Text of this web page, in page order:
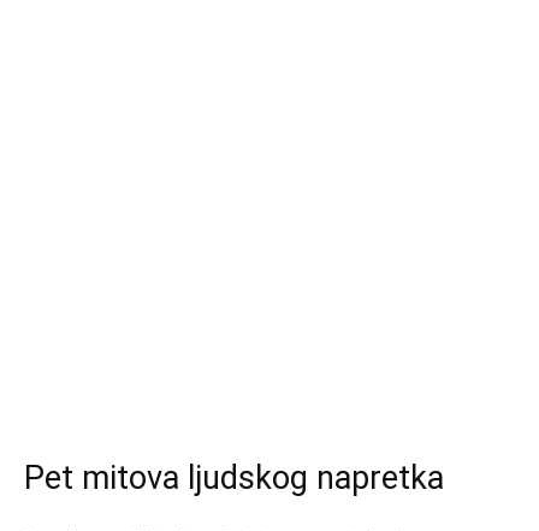
Pet mitova ljudskog napretka